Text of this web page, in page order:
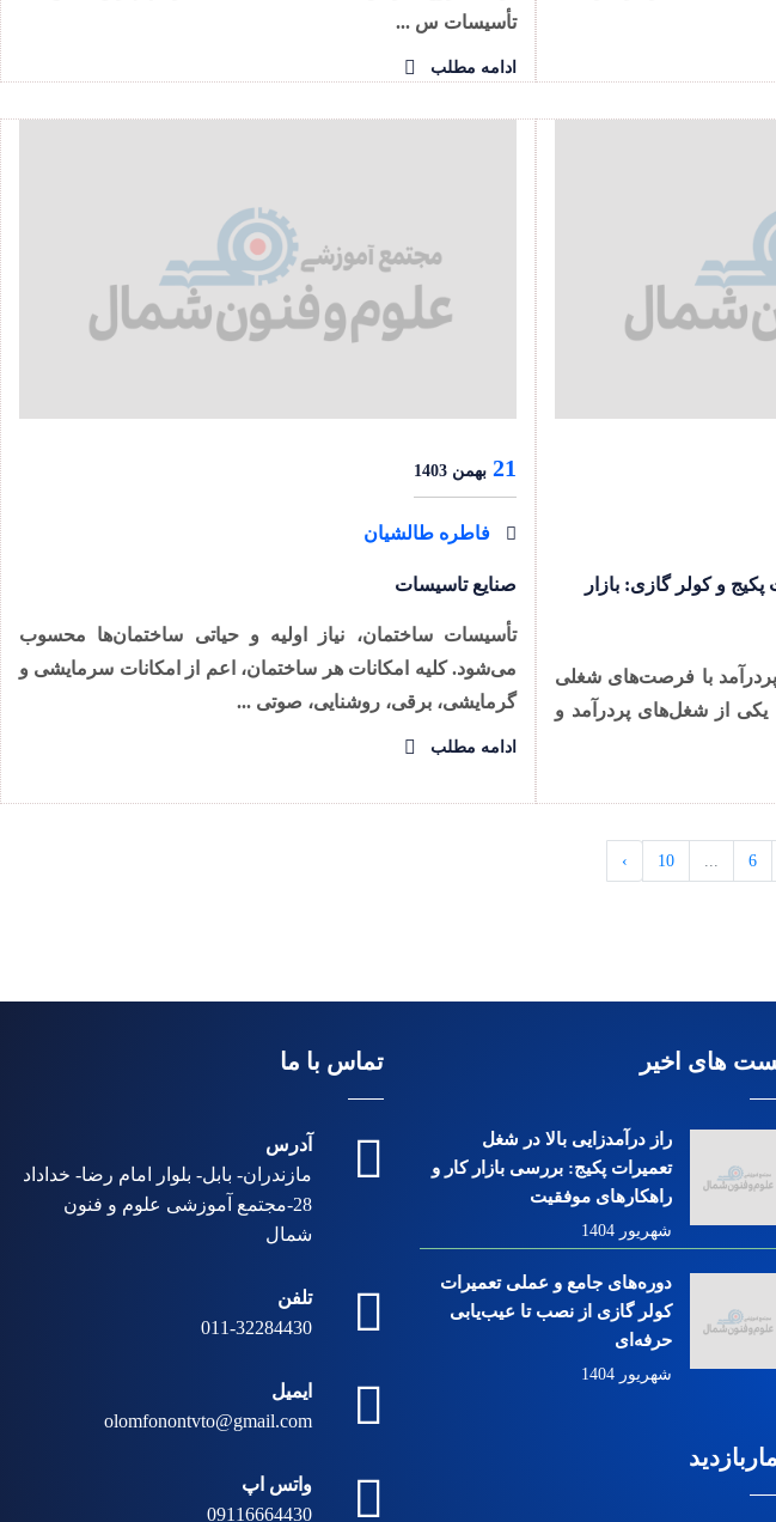
تأسیسات س ...
ادامه مطلب
و کولر گازی: بازار
با فرصت‌های شغلی
یکی از شغل‌های پردرآمد و
21 بهمن 1403
فاطره طالشیان
صنایع تاسیسات
تأسیسات ساختمان، نیاز اولیه و حیاتی ساختمان‌ها محسوب
می‌شود. کلیه امکانات هر ساختمان، اعم از امکانات سرمایشی و
گرمایشی، برقی، روشنایی، صوتی ...
ادامه مطلب
6
...
10
›
های اخیر
راز درآمدزایی بالا در شغل
تعمیرات پکیج: بررسی بازار کار و
راهکارهای موفقیت
شهریور 1404
دوره‌های جامع و عملی تعمیرات
کولر گازی از نصب تا عیب‌یابی
حرفه‌ای
شهریور 1404
آماربازدید
تماس با ما
آدرس
مازندران- بابل- بلوار امام رضا- خداداد
28-مجتمع آموزشی علوم و فنون
شمال
تلفن
011-32284430
ایمیل
olomfonontvto@gmail.com
واتس اپ
09116664430